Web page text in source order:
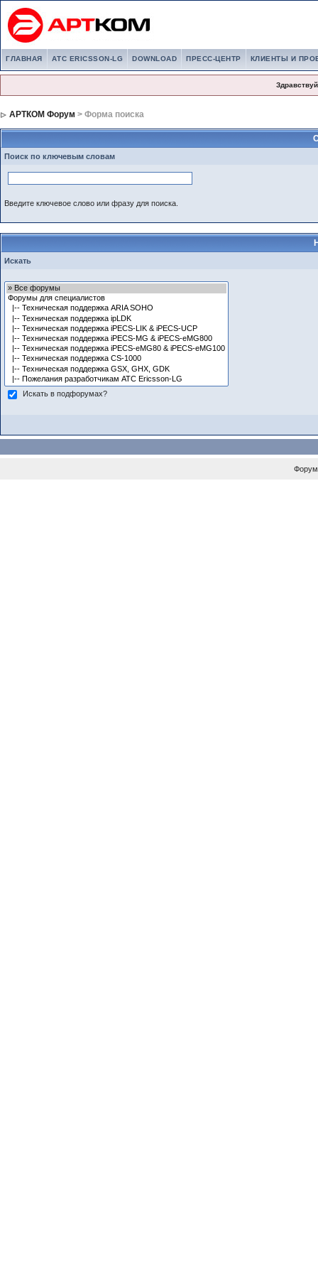
ГЛАВНАЯ АТС ERICSSON-LG DOWNLOAD ПРЕСС-ЦЕНТР КЛИЕНТЫ И
АРТКОМ Форум > Форма поиска
Поиск по ключевым словам
Введите ключевое слово или фразу для поиска.
Искать
Искать в подфорумах?
Форум